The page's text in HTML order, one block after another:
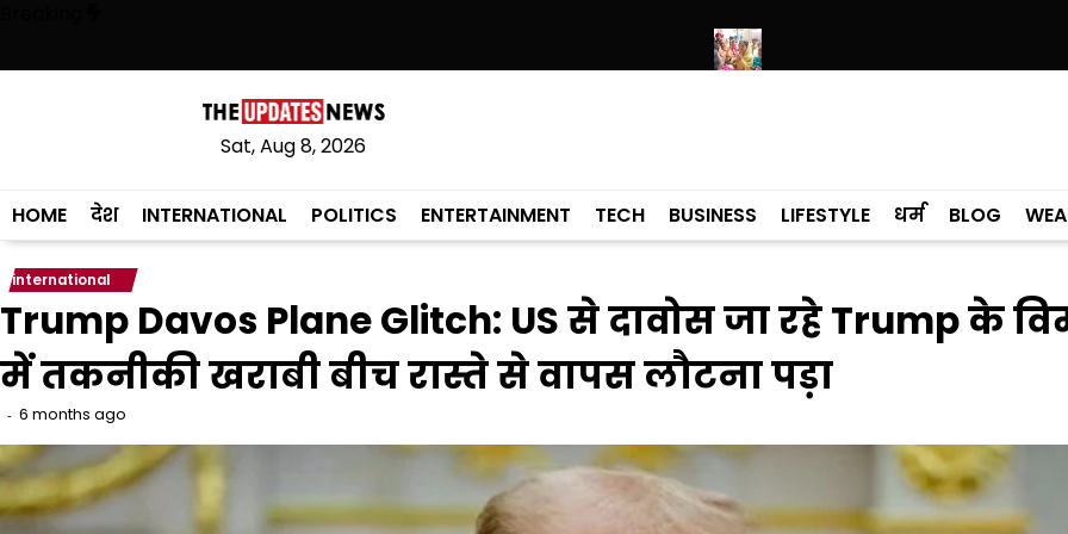
content
है, अब वह राजनीति में वापसी के लिए भाजपा से समझौता करने की कोशिश कर रही है: बलतेज पन्नू
Sat, Aug 8, 2026
HOME देश INTERNATIONAL POLITICS ENTERTAINMENT TECH BUSINESS LIFESTYLE धर्म BLOG
international
Trump Davos Plane Glitch: US से दावोस जा रहे Trump के
में तकनीकी खराबी बीच रास्ते से वापस लौटना पड़ा
6 months ago